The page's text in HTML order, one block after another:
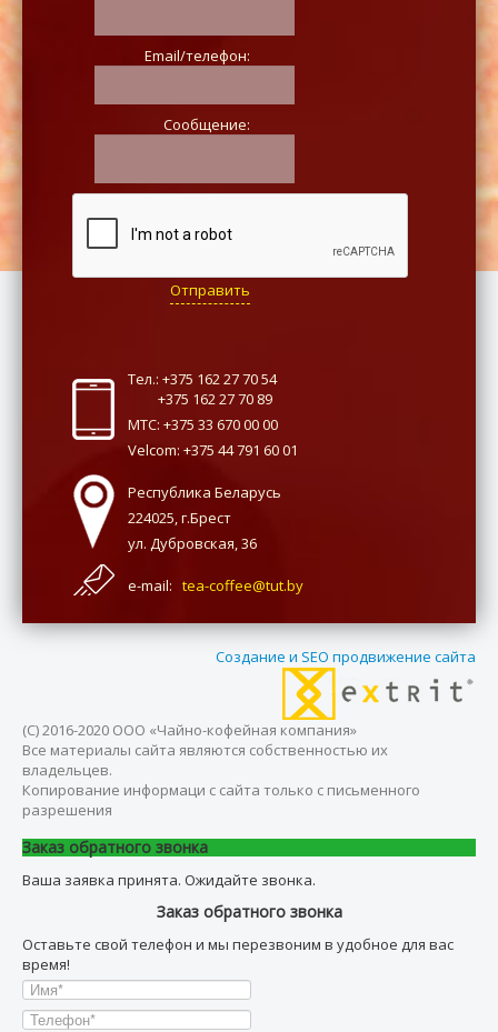
Email/телефон:
Сообщение:
Отправить
Тел.: +375 162 27 70 54
+375 162 27 70 89
МТС: +375 33 670 00 00
Velcom: +375 44 791 60 01
Республика Беларусь
224025, г.Брест
ул. Дубровская, 36
e-mail: tea-coffee@tut.by
Создание и SEO продвижение сайта
(С) 2016-2020 ООО «Чайно-кофейная компания»
Все материалы сайта являются собственностью их
владельцев.
Копирование информаци с сайта только с письменного
разрешения
Заказ обратного звонка
Ваша заявка принята. Ожидайте звонка.
Заказ обратного звонка
Оставьте свой телефон и мы перезвоним в удобное для вас
время!